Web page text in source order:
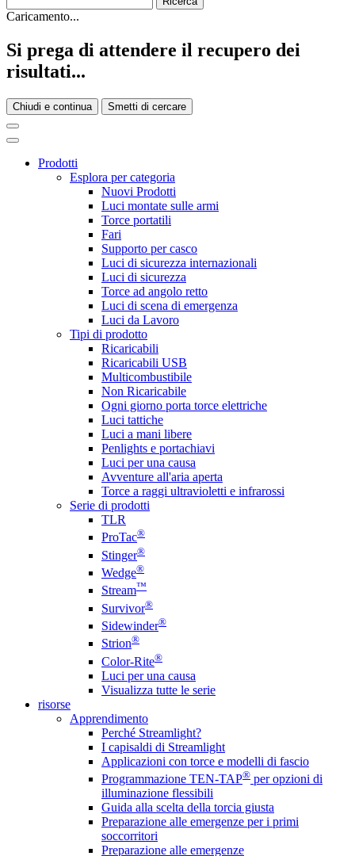
Caricamento...
Si prega di attendere il recupero dei
risultati...
Chiudi e continua Smetti di cercare
Prodotti
Esplora per categoria
Nuovi Prodotti
Luci montate sulle armi
Torce portatili
Fari
Supporto per casco
Luci di sicurezza internazionali
Luci di sicurezza
Torce ad angolo retto
Luci di scena di emergenza
Luci da Lavoro
Tipi di prodotto
Ricaricabili
Ricaricabili USB
Multicombustibile
Non Ricaricabile
Ogni giorno porta torce elettriche
Luci tattiche
Luci a mani libere
Penlights e portachiavi
Luci per una causa
Avventure all'aria aperta
Torce a raggi ultravioletti e infrarossi
Serie di prodotti
TLR
ProTac®
Stinger®
Wedge®
Stream™
Survivor®
Sidewinder®
Strion®
Color-Rite®
Luci per una causa
Visualizza tutte le serie
risorse
Apprendimento
Perché Streamlight?
I capisaldi di Streamlight
Applicazioni con torce e modelli di fascio
Programmazione TEN-TAP® per opzioni di
illuminazione flessibili
Guida alla scelta della torcia giusta
Preparazione alle emergenze per i primi
soccorritori
Preparazione alle emergenze